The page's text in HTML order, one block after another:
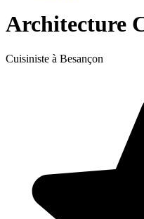
Architecture
Cuisiniste à Besançon